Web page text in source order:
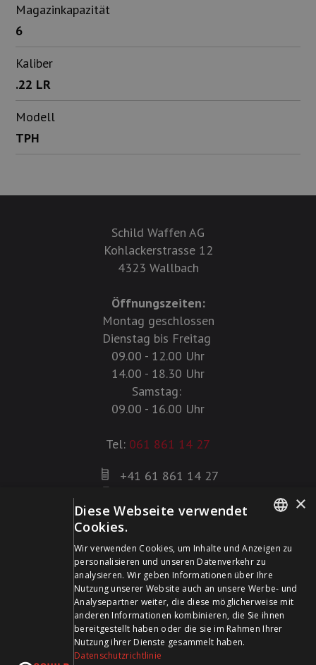
Magazinkapazität
6
Kaliber
.22 LR
Modell
TPH
Schild Waffen AG
Kohlackerstrasse 12
4323 Wallbach
Öffnungszeiten:
Montag geschlossen
Dienstag bis Freitag
09.00 - 12.00 Uhr
14.00 - 18.30 Uhr
Samstag:
09.00 - 16.00 Uhr
Tel: 061 861 14 27
+41 61 861 14 27
info@schildwaffen.ch
Zahlungsmittel
Besuchen Sie uns in den Sozialen Medien und bleiben Sie
auf dem Laufenden!
FRENCH
×
Diese Webseite verwendet
Cookies.
Wir verwenden Cookies, um Inhalte und Anzeigen zu
personalisieren und unseren Datenverkehr zu
analysieren. Wir geben Informationen über Ihre
Nutzung unserer Website auch an unsere Werbe- und
Analysepartner weiter, die diese möglicherweise mit
anderen Informationen kombinieren, die Sie ihnen
bereitgestellt haben oder die sie im Rahmen Ihrer
Nutzung ihrer Dienste gesammelt haben.
Datenschutzrichtlinie